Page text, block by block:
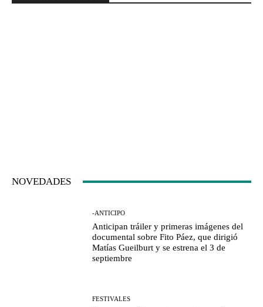
NOVEDADES
-ANTICIPO
Anticipan tráiler y primeras imágenes del
documental sobre Fito Páez, que dirigió
Matías Gueilburt y se estrena el 3 de
septiembre
FESTIVALES